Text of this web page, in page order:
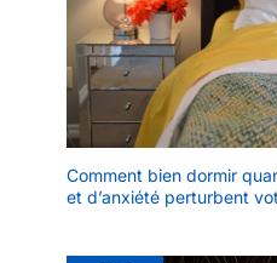
Comment bien dormir
et d’anxiété perturbent